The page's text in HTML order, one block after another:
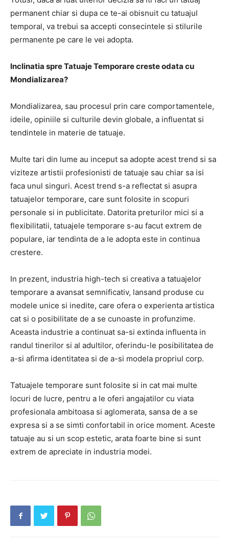
permanent chiar si dupa ce te-ai obisnuit cu tatuajul
temporal, va trebui sa accepti consecintele si stilurile
permanente pe care le vei adopta.
Inclinatia spre Tatuaje Temporare creste odata cu
Mondializarea?
Mondializarea, sau procesul prin care comportamentele,
ideile, opiniile si culturile devin globale, a influentat si
tendintele in materie de tatuaje.
Multe tari din lume au inceput sa adopte acest trend si sa
viziteze artistii profesionisti de tatuaje sau chiar sa isi
faca unul singuri. Acest trend s-a reflectat si asupra
tatuajelor temporare, care sunt folosite in scopuri
personale si in publicitate. Datorita preturilor mici si a
flexibilitatii, tatuajele temporare s-au facut extrem de
populare, iar tendinta de a le adopta este in continua
crestere.
In prezent, industria high-tech si creativa a tatuajelor
temporare a avansat semnificativ, lansand produse cu
modele unice si inedite, care ofera o experienta artistica
cat si o posibilitate de a se cunoaste in profunzime.
Aceasta industrie a continuat sa-si extinda influenta in
randul tinerilor si al adultilor, oferindu-le posibilitatea de
a-si afirma identitatea si de a-si modela propriul corp.
Tatuajele temporare sunt folosite si in cat mai multe
locuri de lucre, pentru a le oferi angajatilor cu viata
profesionala ambitoasa si aglomerata, sansa de a se
expresa si a se simti confortabil in orice moment. Aceste
tatuaje au si un scop estetic, arata foarte bine si sunt
extrem de apreciate in industria modei.